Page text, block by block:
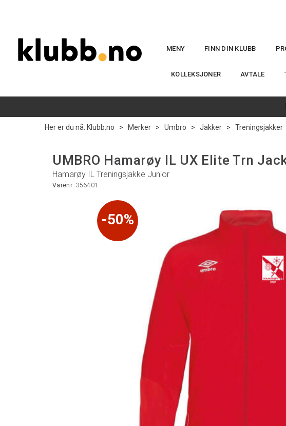
MENY FINN DIN KLUBB
KOLLEKSJONER AVTALE
Her er du nå: Klubb.no > Merker > Umbro > Jakker > Treningsjakker
UMBRO Hamarøy IL UX Elite Trn
Hamarøy IL Treningsjakke Junior
Varenr: 356401
50%